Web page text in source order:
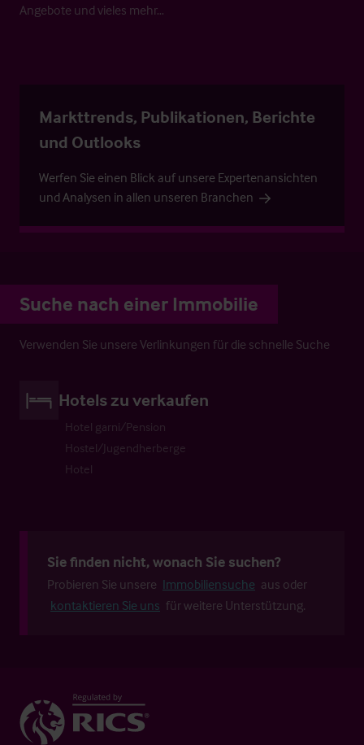
Angebote und vieles mehr…
Markttrends, Publikationen, Berichte
und Outlooks
Werfen Sie einen Blick auf unsere Expertenansichten
und Analysen in allen unseren Branchen
Suche nach einer Immobilie
Verwenden Sie unsere Verlinkungen für die schnelle Suche
Hotels zu verkaufen
Hotel garni/Pension
Hostel/Jugendherberge
Hotel
Sie finden nicht, wonach Sie suchen?
Probieren Sie unsere Immobiliensuche aus oder
kontaktieren Sie uns für weitere Unterstützung.